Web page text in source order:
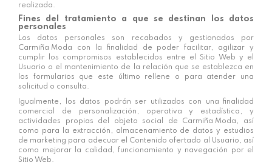
realizada.
Fines del tratamiento a que se destinan los datos
personales
Los datos personales son recabados y gestionados por
Carmiña Moda con la finalidad de poder facilitar, agilizar y
cumplir los compromisos establecidos entre el Sitio Web y el
Usuario o el mantenimiento de la relación que se establezca en
los formularios que este último rellene o para atender una
solicitud o consulta.
Igualmente, los datos podrán ser utilizados con una finalidad
comercial de personalización, operativa y estadística, y
actividades propias del objeto social de Carmiña Moda , así
como para la extracción, almacenamiento de datos y estudios
de marketing para adecuar el Contenido ofertado al Usuario, así
como mejorar la calidad, funcionamiento y navegación por el
Sitio Web.